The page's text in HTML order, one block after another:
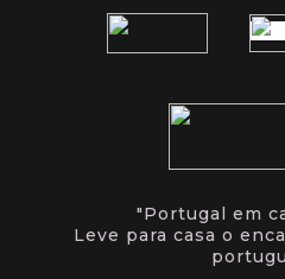
"Portugal em
Leve para casa o